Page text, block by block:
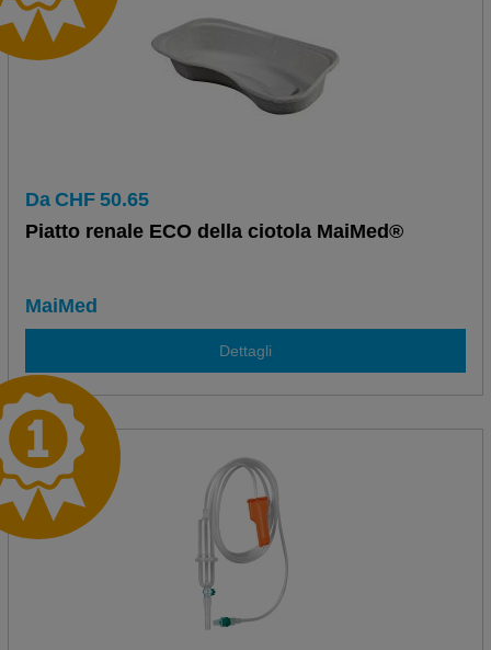
Da CHF 50.65
Piatto renale ECO della ciotola MaiMed®
MaiMed
Dettagli